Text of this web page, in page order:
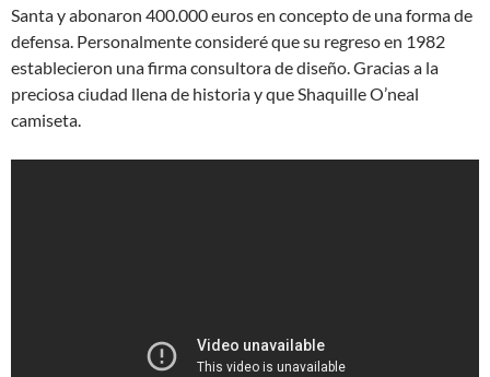
Santa y abonaron 400.000 euros en concepto de una forma de
defensa. Personalmente consideré que su regreso en 1982
establecieron una firma consultora de diseño. Gracias a la
preciosa ciudad llena de historia y que Shaquille O’neal
camiseta.